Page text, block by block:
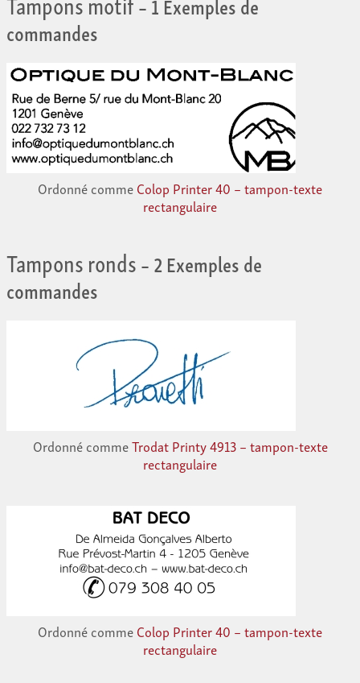
commandes
Ordonné commeColop Printer 40 – tampon-texte
rectangulaire
Tampons ronds– 2 Exemples de
commandes
Ordonné commeTrodat Printy 4913 – tampon-texte
rectangulaire
Ordonné commeColop Printer 40 – tampon-texte
rectangulaire